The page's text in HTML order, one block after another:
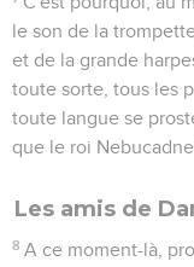
le son de la
et de la grande
toute sorte, tous les
toute langue se
que le roi
Les amis de
8 A ce moment-là,